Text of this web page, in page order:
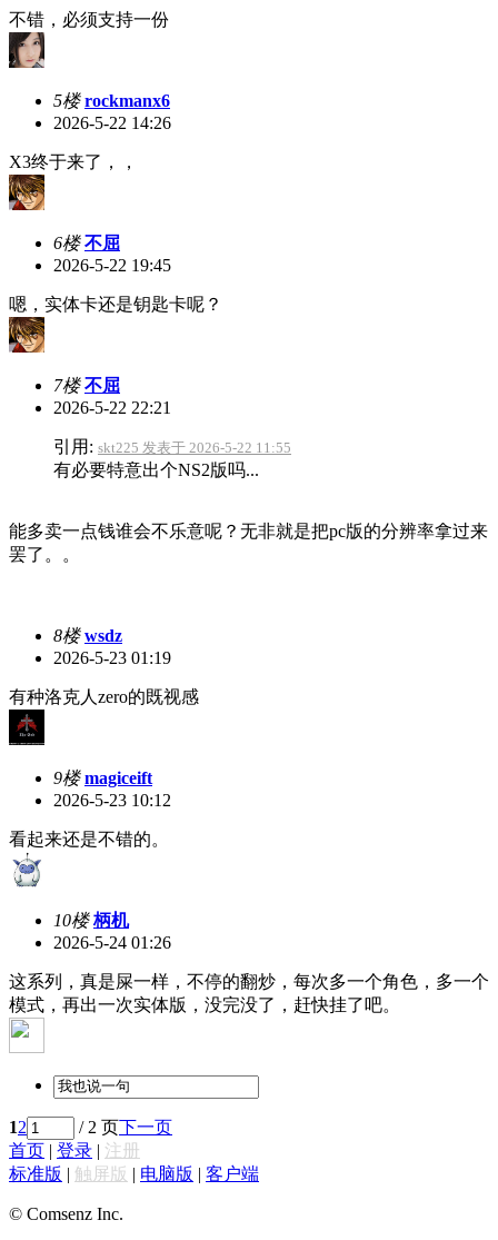
不错，必须支持一份
5楼 rockmanx6
2026-5-22 14:26
X3终于来了，，
6楼 不屈
2026-5-22 19:45
嗯，实体卡还是钥匙卡呢？
7楼 不屈
2026-5-22 22:21
引用: skt225 发表于 2026-5-22 11:55
有必要特意出个NS2版吗...
能多卖一点钱谁会不乐意呢？无非就是把pc版的分辨率拿过来
罢了。。
8楼 wsdz
2026-5-23 01:19
有种洛克人zero的既视感
9楼 magiceift
2026-5-23 10:12
看起来还是不错的。
10楼 柄机
2026-5-24 01:26
这系列，真是屎一样，不停的翻炒，每次多一个角色，多一个
模式，再出一次实体版，没完没了，赶快挂了吧。
12 / 2 页下一页
首页 | 登录 | 注册
标准版 | 触屏版 | 电脑版 | 客户端
© Comsenz Inc.